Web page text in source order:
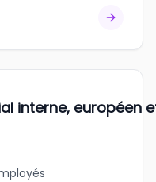
interne, européen